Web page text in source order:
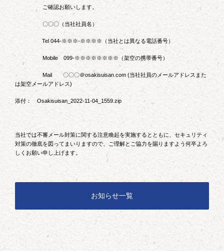
ご確認お願いします。
〇〇〇（当社社員名）
Tel 044-※※※-※※※※（当社とは異なる電話番号）
Mobile 099-※※※※※※※※（架空の携帯番号）
Mail 〇〇〇＠osakisuisan.com (当社社員のメールアドレスまた
は架空メールアドレス)
添付： Osakisuisan_2022-11-04_1559.zip
当社では不審メール対策に関する注意喚起を実施するとともに、セキュリティ
対策の徹底を図ってまいりますので、ご理解とご協力を賜りますよう何卒よろ
しくお願い申し上げます。
お知らせ一覧